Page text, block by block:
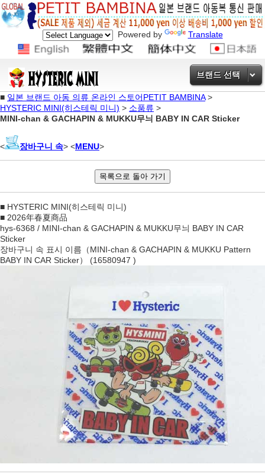
Powered by Translate
브랜드 선택
■ 일본 브랜드 아동 의류 온라인 스토어PETIT BAMBINA>
HYSTERIC MINI(히스테릭 미니) > 소품류 >
MINI-chan & GACHAPIN & MUKKU무늬 BABY IN CAR Sticker
< 장바구니 속> <MENU>
■ HYSTERIC MINI(히스테릭 미니)
■ 2026年春夏商品
hys-6368 / MINI-chan & GACHAPIN & MUKKU무늬 BABY IN CAR
Sticker
장바구니 속 표시 이름（MINI-chan & GACHAPIN & MUKKU Pattern
BABY IN CAR Sticker） (16580947 )